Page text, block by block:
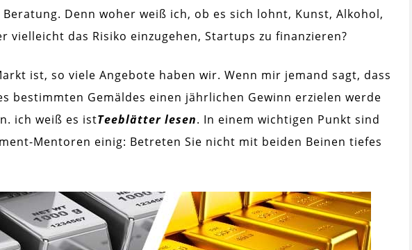
Denn woher weiß ich, ob es sich lohnt, Kunst, Alkohol,
vielleicht das Risiko einzugehen, Startups zu finanzieren?
ist, so viele Angebote haben wir. Wenn mir jemand sagt, dass
bestimmten Gemäldes einen jährlichen Gewinn erzielen werde
ich weiß es istTeeblätter lesen. In einem wichtigen Punkt sind
Mentoren einig: Betreten Sie nicht mit beiden Beinen tiefes